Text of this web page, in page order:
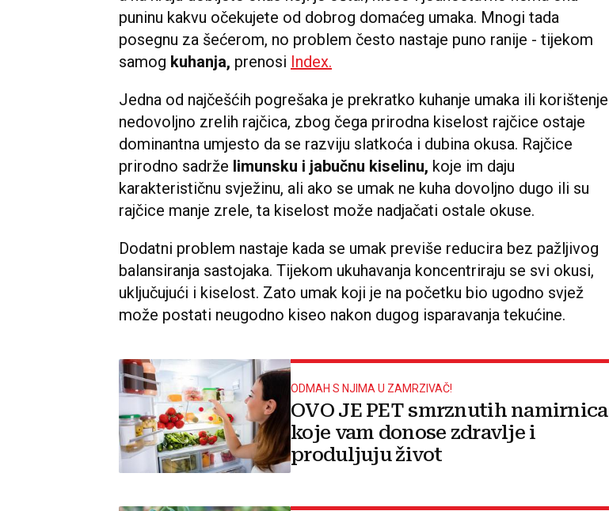
puninu kakvu očekujete od dobrog domaćeg umaka. Mnogi tada
posegnu za šećerom, no problem često nastaje puno ranije - tijekom
samog kuhanja, prenosi Index.
Jedna od najčešćih pogrešaka je prekratko kuhanje umaka ili korištenje
nedovoljno zrelih rajčica, zbog čega prirodna kiselost rajčice ostaje
dominantna umjesto da se razviju slatkoća i dubina okusa. Rajčice
prirodno sadrže limunsku i jabučnu kiselinu, koje im daju
karakterističnu svježinu, ali ako se umak ne kuha dovoljno dugo ili su
rajčice manje zrele, ta kiselost može nadjačati ostale okuse.
Dodatni problem nastaje kada se umak previše reducira bez pažljivog
balansiranja sastojaka. Tijekom ukuhavanja koncentriraju se svi okusi,
uključujući i kiselost. Zato umak koji je na početku bio ugodno svjež
može postati neugodno kiseo nakon dugog isparavanja tekućine.
ODMAH S NJIMA U ZAMRZIVAČ!
OVO JE PET smrznutih namirnica
koje vam donose zdravlje i
produljuju život